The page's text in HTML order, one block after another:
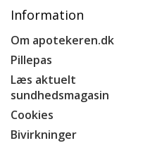
Information
Om apotekeren.dk
Pillepas
Læs aktuelt
sundhedsmagasin
Cookies
Bivirkninger